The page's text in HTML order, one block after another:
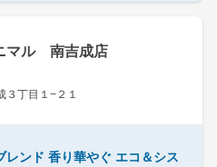
マル 南吉成店
３丁目１−２１
レンド 香り華やぐ エコ＆シス